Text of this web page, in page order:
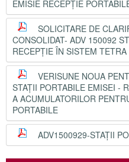
EMISIE RECEPȚIE
SOLICITARE DE
CONSOLIDAT- ADV 150092
RECEPȚIE ÎN SISTEM
VERISUNE NOUA
STAȚII PORTABILE EMISEI -
A ACUMULATORILOR
PORTABILE
ADV1500929-STAȚII